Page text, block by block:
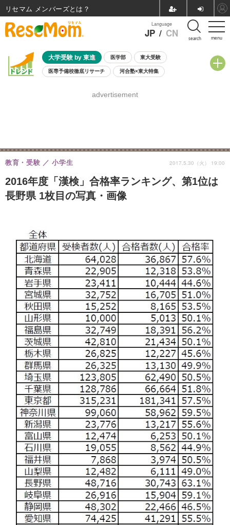
menu
Language
JP / CN search
大学受験 by 東進 医学部 東大受験
医専予備校徹底リサーチ 河合塾×東大特集
8月開催学校説明会・相談会
advertisement
2016年度「漢検」合格率ランキング、第1位は
長野県 1枚目の写真・画像
教育・受験 小学生 2017.5.30（火） 19:00
リセマム メンバーズ